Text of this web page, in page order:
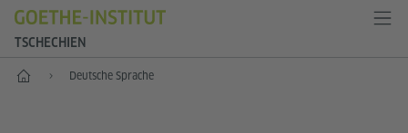
TSCHECHIEN
Start Deutsche Sprache